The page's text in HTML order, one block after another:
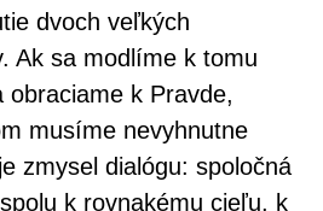
dvoch veľkých
Ak sa modlíme k tomu
obraciame k Pravde,
musíme nevyhnutne
zmysel dialógu: spoločná
k rovnakému cieľu, k